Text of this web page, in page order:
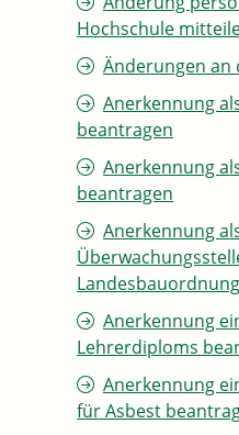
Hochschule
Änderungen an
Anerkennung
beantragen
Anerkennung
beantragen
Anerkennung
Landesbauordnung
Anerkennung
Lehrerdiploms
Anerkennung
für Asbest